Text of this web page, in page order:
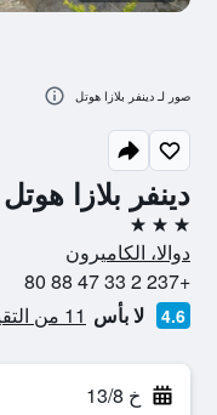
دينفر بلازا هوتل
3 نجوم
دوالا، الكاميرون
+237 2 33 47 88 80
4.6 لا بأس 11 من التقييمات تم التحقق منها
خ 13/8
صور لـ دينفر بلازا هوتل